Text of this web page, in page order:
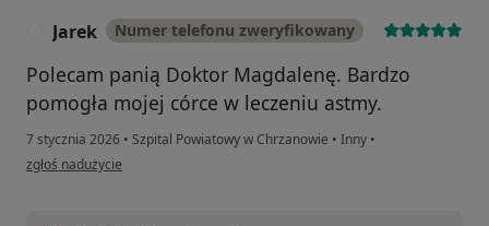
Jarek Numer telefonu zweryfikowany
Polecam panią Doktor Magdalenę. Bardzo
pomogła mojej córce w leczeniu astmy.
7 stycznia 2026 • Szpital Powiatowy w Chrzanowie • Inny •
w opinii użytkownika Jarek
zgłoś nadużycie